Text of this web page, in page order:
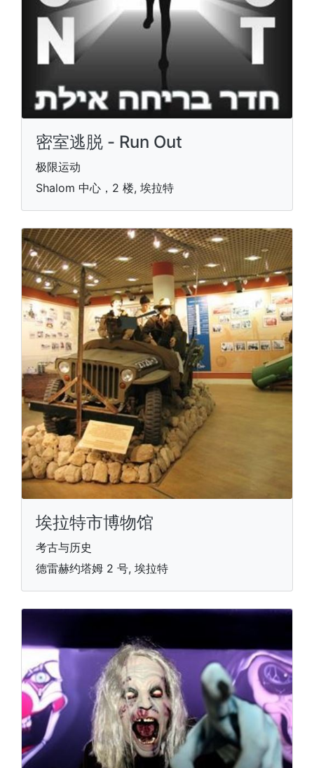
密室逃脱 - Run Out
极限运动
Shalom 中心，2 楼, 埃拉特
埃拉特市博物馆
考古与历史
德雷赫约塔姆 2 号, 埃拉特